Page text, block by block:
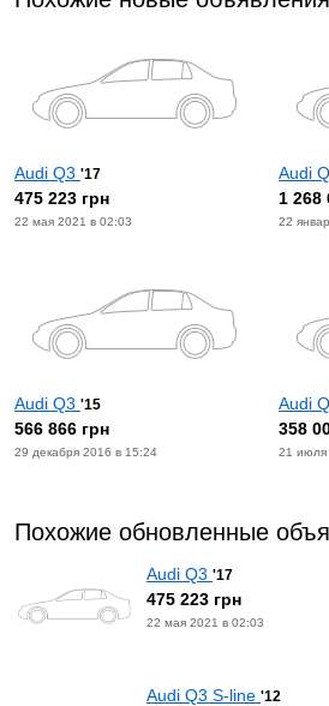
Audi Q3 '17
475 223 грн
22 мая 2021 в 02:03
Audi
1 268
22
Audi Q3 '15
566 866 грн
29 декабря 2016 в 15:24
Audi
358
21 июля
Похожие обновленные
Audi Q3 '17
475 223 грн
22 мая 2021 в 02:03
Audi Q3 S-line '12